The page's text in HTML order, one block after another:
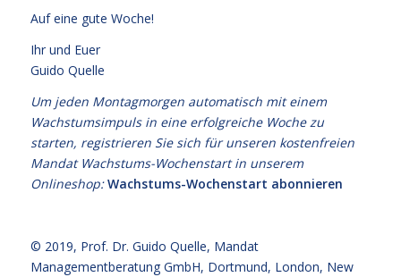
Auf eine gute Woche!
Ihr und Euer
Guido Quelle
Um jeden Montagmorgen automatisch mit einem
Wachstumsimpuls in eine erfolgreiche Woche zu
starten, registrieren Sie sich für unseren kostenfreien
Mandat Wachstums-Wochenstart in unserem
Onlineshop:Wachstums-Wochenstart abonnieren
© 2019, Prof. Dr. Guido Quelle, Mandat
Managementberatung GmbH, Dortmund, London, New